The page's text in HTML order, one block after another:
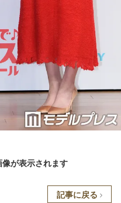
が表示されます
記事に戻る